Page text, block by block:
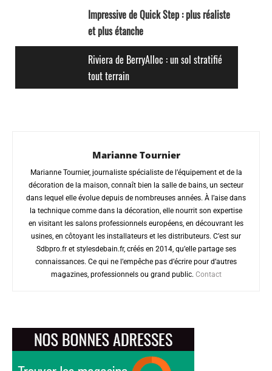
Impressive de Quick Step : plus réaliste
et plus étanche
Riviera de BerryAlloc : un sol stratifié
tout terrain
Marianne Tournier
Marianne Tournier, journaliste spécialiste de l’équipement et de la
décoration de la maison, connaît bien la salle de bains, un secteur
dans lequel elle évolue depuis de nombreuses années. À l’aise dans
la technique comme dans la décoration, elle nourrit son expertise
en visitant les salons professionnels européens, en découvrant les
usines, en côtoyant les installateurs et les distributeurs. C’est sur
Sdbpro.fr et stylesdebain.fr, créés en 2014, qu’elle partage ses
connaissances. Ce qui ne l’empêche pas d’écrire pour d’autres
magazines, professionnels ou grand public. Contact